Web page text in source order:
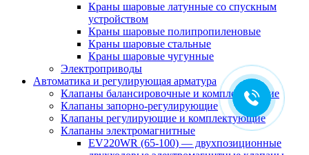
Краны шаровые латунные со спускным
устройством
Краны шаровые полипропиленовые
Краны шаровые стальные
Краны шаровые чугунные
Электроприводы
Автоматика и регулирующая арматура
Клапаны балансировочные и комплектующие
Клапаны запорно-регулирующие
Клапаны регулирующие и комплектующие
Клапаны электромагнитные
EV220WR (65-100) — двухпозиционные